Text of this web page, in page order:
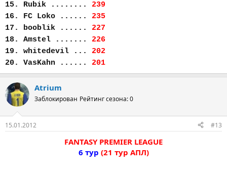
15. Rubik ........ 239
16. FC Loko ...... 235
17. booblik ...... 227
18. Amstel ....... 226
19. whitedevil ... 202
20. VasKahn ...... 201
Atrium
Заблокирован Рейтинг сезона: 0
15.01.2012 #13
FANTASY PREMIER LEAGUE
6 тур (21 тур АПЛ)